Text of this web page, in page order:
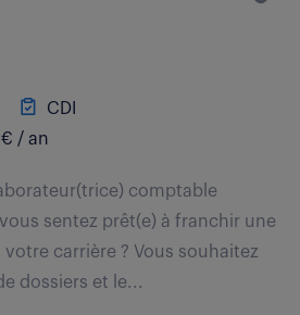
CDI
/ an
comptable
sentez prêt(e) à franchir une
carrière ? Vous souhaitez
dossiers et le...